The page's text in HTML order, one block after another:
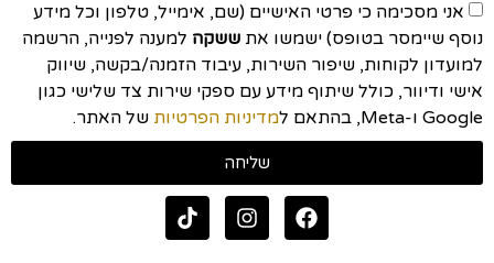
אני מסכימה כי פרטי האישיים (שם, אימייל, טלפון וכל מידע
נוסף שיימסר בטופס) ישמשו את ששקה למענה לפנייה, הרשמה
למועדון לקוחות, שיפור השירות, עיבוד הזמנה/בקשה, שיווק
אישי ודיוור, כולל שיתוף מידע עם ספקי שירות צד שלישי כגון
Google ו-Meta, בהתאם ל
מדיניות הפרטיות של האתר.
שליחה